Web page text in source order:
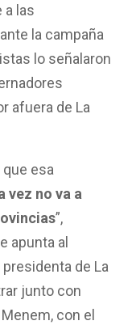
a las
la campaña
lo señalaron
afuera de La
esa
vez no va a
”,
apunta al
de La
junto con
con el